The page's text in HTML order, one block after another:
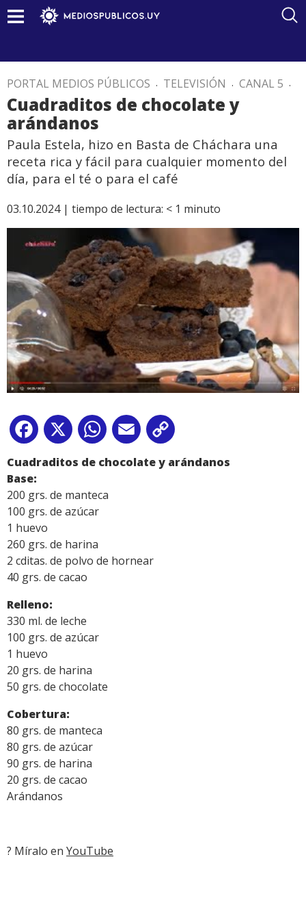
PORTAL MEDIOS PÚBLICOS . TELEVISIÓN . CANAL 5 .
Cuadraditos de chocolate y
arándanos
Paula Estela, hizo en Basta de Cháchara una
receta rica y fácil para cualquier momento del
día, para el té o para el café
03.10.2024 | tiempo de lectura: < 1 minuto
Facebook
X WhatsApp
Email
Link
Cuadraditos de chocolate y arándanos
Base:
200 grs. de manteca
100 grs. de azúcar
1 huevo
260 grs. de harina
2 cditas. de polvo de hornear
40 grs. de cacao
Relleno:
330 ml. de leche
100 grs. de azúcar
1 huevo
20 grs. de harina
50 grs. de chocolate
Cobertura:
80 grs. de manteca
80 grs. de azúcar
90 grs. de harina
20 grs. de cacao
Arándanos
? Míralo en YouTube